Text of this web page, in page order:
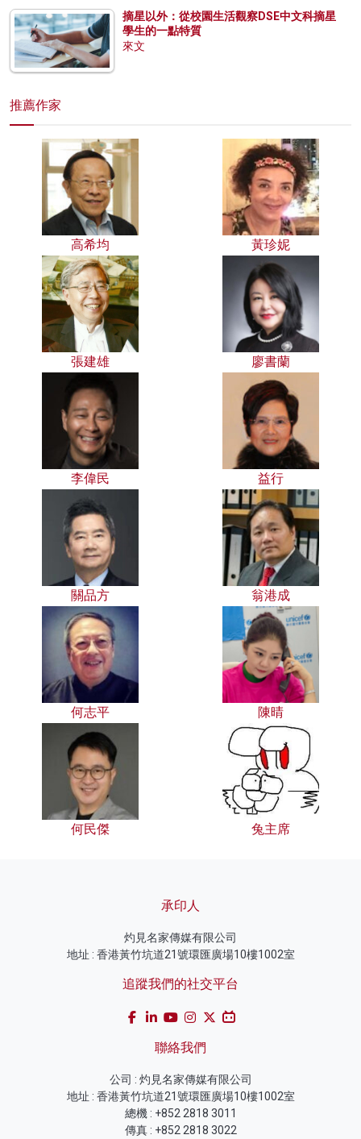
摘星以外：從校園生活觀察DSE中文科摘星
學生的一點特質
來文
推薦作家
高希均 黃珍妮
張建雄 廖書蘭
李偉民 益行
關品方 翁港成
何志平 陳晴
何民傑 兔主席
承印人
灼見名家傳媒有限公司
地址 : 香港黃竹坑道21號環匯廣場10樓1002室
追蹤我們的社交平台
聯絡我們
公司 : 灼見名家傳媒有限公司
地址 : 香港黃竹坑道21號環匯廣場10樓1002室
總機 : +852 2818 3011
傳真 : +852 2818 3022